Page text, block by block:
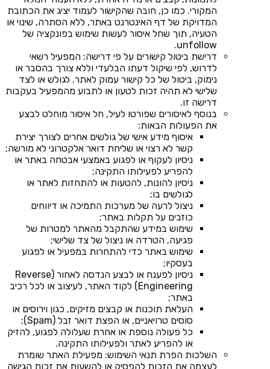
המקורי. כמו כן, חובה שהקישור לעמוד יציג את הכתובת
המדויקת של דף האינטרנט באתר, ללא הסתרה, שינוי או
הטעיה, תוך שחל איסור לעשות שימוש בפונקציה של
unfollow.
דרישת ביטול קישורים על פי דרישה: המפעיל רשאי
לדרוש, לפי שיקול דעתו הבלעדי וללא צורך בהסבר או
נימוק, ביטול של כל קישור עמוק לאתר. לגולש או לצד
שלישי לא תהיה זכות לטעון או לתבוע מהמפעיל בעקבות
דרישה זו.
בנוסף לאיסורים שפורטו לעיל, חל איסור מוחלט לבצע
את הפעולות הבאות:
איסוף מידע אישי של גולשים אחרים לצורך יצירת
קשר לא רצוי או שליחת דואר אלקטרוני לא מורשה;
ניסיון לעקוף או לפגוע באמצעי אבטחה באתר או
להפריע לפעילותו התקינה;
ניסיון להונות, להטעות או להתחזות לאתר או
לגולשים בו;
ניצול לרעה של מערכות התמיכה או דיווחים
כוזבים על תקלות באתר;
שימוש במידע שהתקבל מהאתר למטרות של
פגיעה, הטרדה או ניצול של צד שלישי;
שימוש באתר כדי להתחרות במפעיל או לפגוע
בעסקיו;
ניסיון לפענח או לבצע הנדסה לאחור (Reverse
Engineering) לקוד האתר, לעיצוב או לכל רכיב
באתר;
העלאת תוכנות או קבצים מזיקים, כגון וירוסים או
סוסים טרויאניים, או הפצת דואר זבל (Spam);
כל פעולה נוספת או אחרת שעלולה לפגוע, להזיק
או להפריע לאתר ולפעילותו התקינה.
השלכות הפרת תנאי השימוש: מפעילת האתר שומרת
לעצמה את הזכות להפסיק או להשעות את זכות הגישה